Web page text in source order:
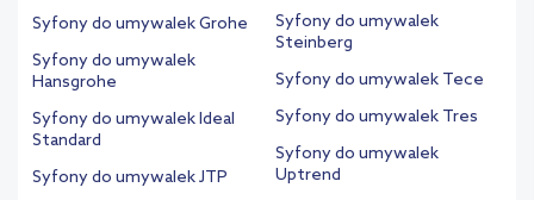
Syfony do umywalek Grohe
Syfony do umywalek
Hansgrohe
Syfony do umywalek Ideal
Standard
Syfony do umywalek JTP
Syfony do umywalek
Steinberg
Syfony do umywalek Tece
Syfony do umywalek Tres
Syfony do umywalek
Uptrend